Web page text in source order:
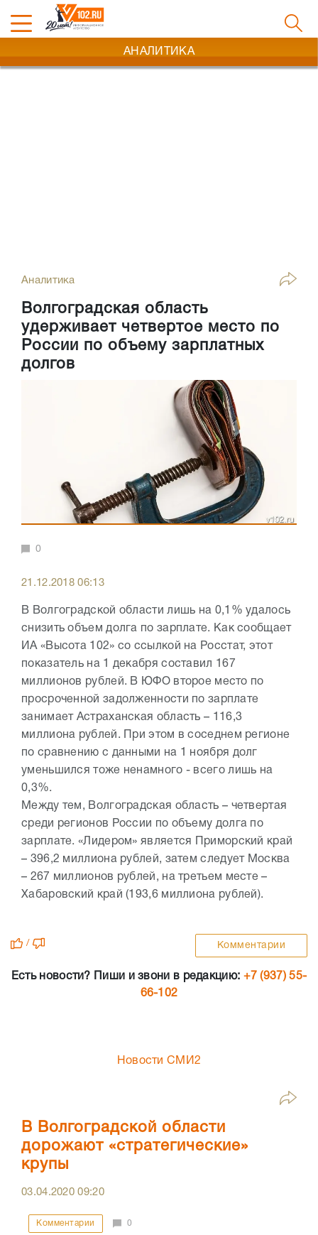
АНАЛИТИКА
Аналитика
Волгоградская область
удерживает четвертое место по
России по объему зарплатных
долгов
0
21.12.2018 06:13
В Волгоградской области лишь на 0,1% удалось
снизить объем долга по зарплате. Как сообщает
ИА «Высота 102» со ссылкой на Росстат, этот
показатель на 1 декабря составил 167
миллионов рублей. В ЮФО второе место по
просроченной задолженности по зарплате
занимает Астраханская область – 116,3
миллиона рублей. При этом в соседнем регионе
по сравнению с данными на 1 ноября долг
уменьшился тоже ненамного - всего лишь на
0,3%.
Между тем, Волгоградская область – четвертая
среди регионов России по объему долга по
зарплате. «Лидером» является Приморский край
– 396,2 миллиона рублей, затем следует Москва
– 267 миллионов рублей, на третьем месте –
Хабаровский край (193,6 миллиона рублей).
/ Комментарии
Есть новости? Пиши и звони в редакцию: +7 (937) 55-
66-102
Новости СМИ2
В Волгоградской области
дорожают «стратегические»
крупы
03.04.202009:20
Комментарии 0